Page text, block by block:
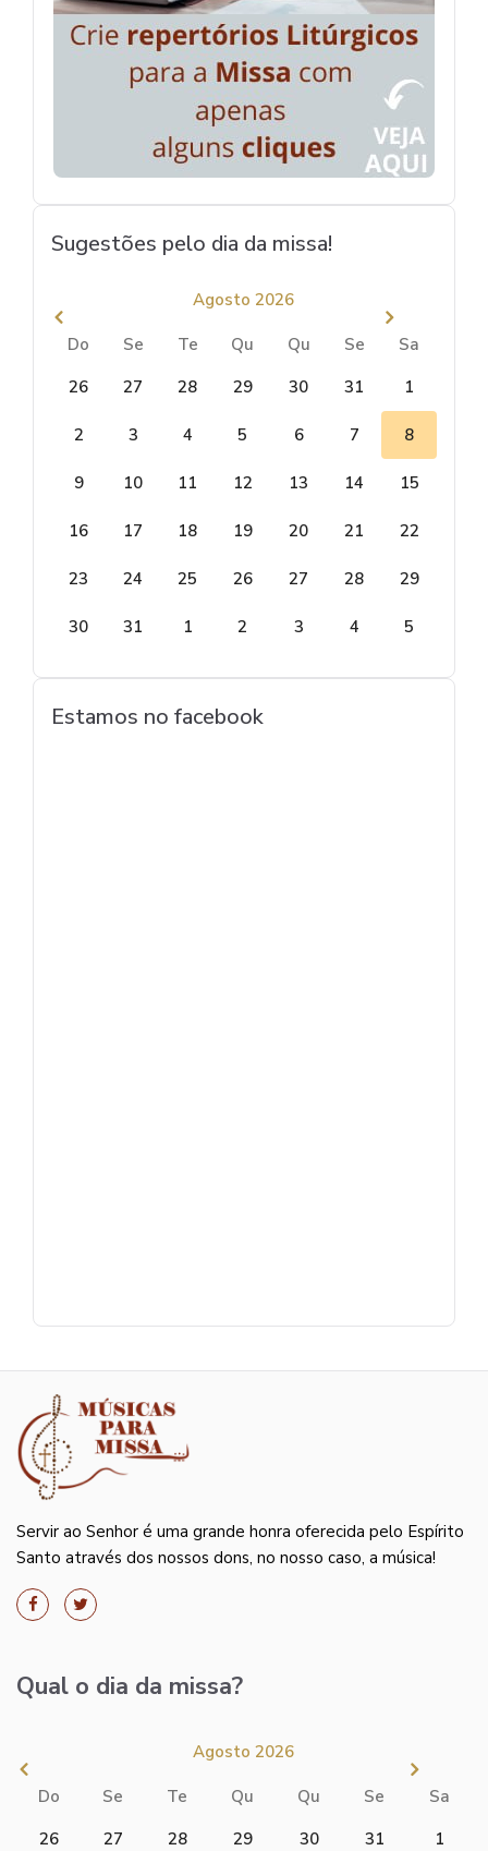
Sugestões pelo dia da missa!
Agosto 2026
Do Se Te Qu Qu Se
Sa
26
27 28 29 30 31 1
2 3 4 5 6 7 8
9 10 11 12 13 14 15
16 17 18 19 20 21 22
23 24 25 26 27 28 29
30 31 1 2 3 4 5
Estamos no facebook
Servir ao Senhor é uma grande honra oferecida pelo Espírito
Santo através dos nossos dons, no nosso caso, a música!
Qual o dia da missa?
Agosto 2026
Do Se Te Qu Qu Se
Sa
26
27 28 29 30 31 1